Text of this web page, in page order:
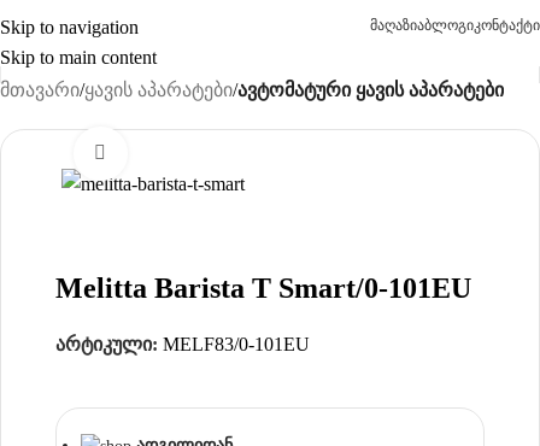
Skip to navigation
Skip to main content
მაღაზიაბლოგიკონტაქტი
მთავარი ყავის აპარატები ავტომატური ყავის აპარატები
Melitta Barista T Smart/0-101EU
არტიკული: MELF83/0-101EU